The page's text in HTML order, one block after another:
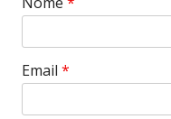
Email *